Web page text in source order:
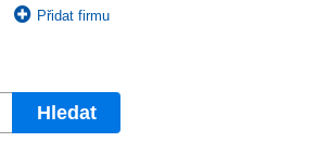
Přidat firmu
Hledat